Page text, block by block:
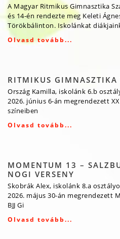
A Magyar Ritmikus Gimnasztika
és 14-én rendezte meg Keleti
Törökbálinton. Iskolánkat
Olvasd tovább...
RITMIKUS GIMNASZTIKA
Ország Kamilla, iskolánk 6.b
2026. június 6-án megrendezett
színeiben
Olvasd tovább...
MOMENTUM 13 –
NOGI VERSENY
Skobrák Alex, iskolánk 8.a
2026. május 30-án megrendezett
BJJ Gi
Olvasd tovább...